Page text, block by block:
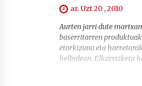
ar. Uzt 20 , 2010
Aurten jarri dute
baserritarren produktuak
etorkizuna eta
helbidean. Elkarrizketa